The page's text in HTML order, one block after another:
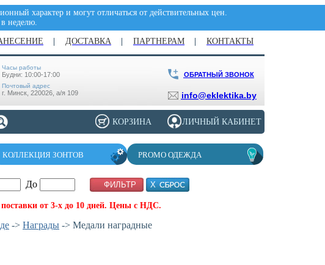
характер и могут отличаться от действительных цен.
в неделю.
ДОСТАВКА ПАРТНЕРАМ КОНТАКТЫ
Часы работы
Будни: 10:00-17:00
Почтовый адрес
г. Минск, 220026, а/я 109
ОБРАТНЫЙ ЗВОНОК
info@eklektika.by
КОЛЛЕКЦИЯ ЗОНТОВ PROMO ОДЕЖДА
До
от 3-х до 10 дней. Цены с НДС.
-> Награды -> Медали наградные
ЛИЧНЫЙ КАБИНЕТ
КОРЗИНА